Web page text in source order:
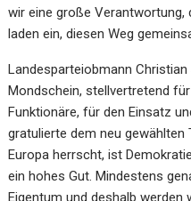
wir eine große Verantwortung,
laden ein, diesen Weg
Landesparteiobmann
Mondschein, stellvertretend
Funktionäre, für den Einsatz
gratulierte dem neu gewählten
Europa herrscht, ist
ein hohes Gut. Mindestens
Eigentum und deshalb